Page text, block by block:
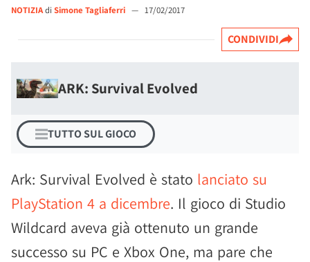
NOTIZIAdi Simone Tagliaferri — 17/02/2017
CONDIVIDI
ARK: Survival Evolved
TUTTO SUL GIOCO
Ark: Survival Evolved è stato lanciato su
PlayStation 4 a dicembre. Il gioco di Studio
Wildcard aveva già ottenuto un grande
successo su PC e Xbox One, ma pare che